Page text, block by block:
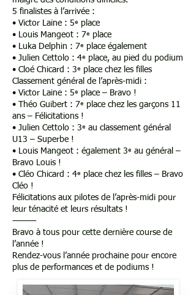
5 finalistes à l’arrivée :
• Victor Laine : 5ᵉ place
• Louis Mangeot : 7ᵉ place
• Luka Delphin : 7ᵉ place également
• Julien Cettolo : 4ᵉ place, au pied du podium
• Cloé Chicard : 3ᵉ place chez les filles
Classement général de l’après-midi :
• Victor Laine : 5ᵉ place – Bravo !
• Théo Guibert : 7ᵉ place chez les garçons 11
ans – Félicitations !
• Julien Cettolo : 3ᵉ au classement général
U13 – Superbe !
• Louis Mangeot : également 3ᵉ au général –
Bravo Louis !
• Cléo Chicard : 4ᵉ place chez les filles – Bravo
Cléo !
Félicitations aux pilotes de l’après-midi pour
leur ténacité et leurs résultats !
⸻
Bravo à tous pour cette dernière course de
l’année !
Rendez-vous l’année prochaine pour encore
plus de performances et de podiums !